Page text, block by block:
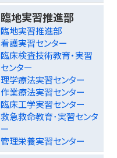
臨地実習推進部
臨地実習推進部
看護実習センター
臨床検査技術教育・実習
センター
理学療法実習センター
作業療法実習センター
臨床工学実習センター
救急救命教育･実習センタ
ー
管理栄養実習センター